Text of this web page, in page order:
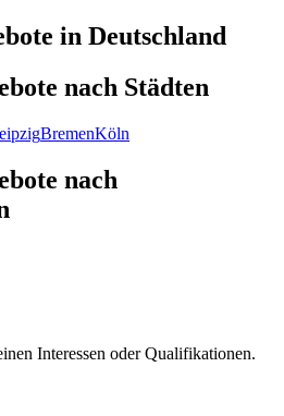
in Deutschland
nach Städten
BremenKöln
nach
Interessen oder Qualifikationen.